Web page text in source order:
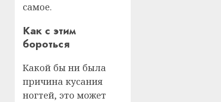
самое.
Как с этим
бороться
Какой бы ни была
причина кусания
ногтей, это может